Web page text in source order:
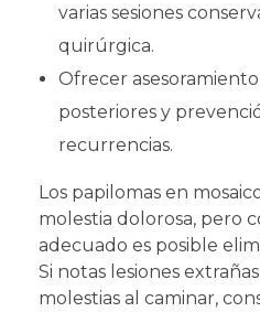
varias sesiones
quirúrgica.
Ofrecer
posteriores y
recurrencias.
Los papilomas en
molestia dolorosa, pero
adecuado es posible
Si notas lesiones
molestias al caminar,